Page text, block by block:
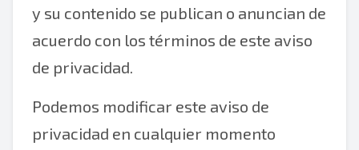
y su contenido se publican o anuncian de
acuerdo con los términos de este aviso
de privacidad.
Podemos modificar este aviso de
privacidad en cualquier momento